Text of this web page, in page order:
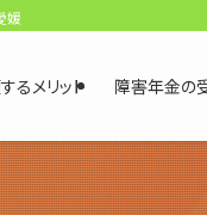
・松山障害年金相談センター
るメリット 障害年金の